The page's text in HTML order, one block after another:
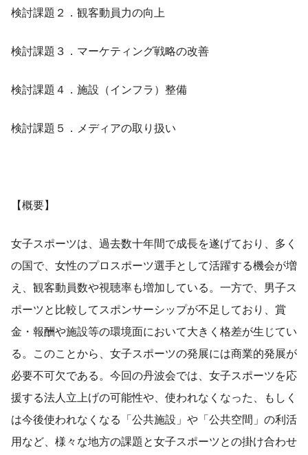
検討課題２．観客動員力の向上
検討課題３．マーケティング戦略の改善
検討課題４．施設（インフラ）整備
検討課題５．メディアの取り扱い
【概要】
女子スポーツは、過去数十年間で成長を遂げており、多く
の国で、女性のプロスポーツ選手として活躍する機会が増
え、観客動員数や視聴率も増加している。一方で、男子ス
ポーツと比較してスポンサーシップが不足しており、賞
金・報酬や施設等の環境面において大きく格差が生じてい
る。このことから、女子スポーツの発展には商業的発展が
必要不可欠である。今回の丹波会では、女子スポーツを応
援する法人立上げの可能性や、使われなくなった、もしく
は今後使われなくなる「公共施設」や「公共空間」の利活
用など、様々な地方の課題と女子スポーツとの掛け合わせ